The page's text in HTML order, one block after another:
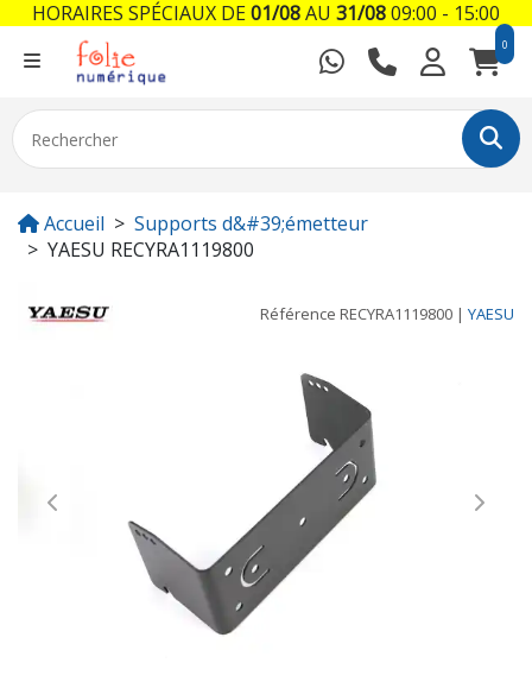
0
Accueil
Supports d&#39;émetteur
YAESU RECYRA1119800
Référence RECYRA1119800 | YAESU
Previous Next
HORAIRES SPÉCIAUX DE01/08AU 31/0809:00 - 15:00